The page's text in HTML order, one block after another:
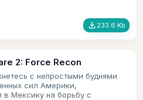
file_download 233.6 Kb
2: Force Recon
с непростыми буднями
сил Америки,
в Мексику на борьбу с